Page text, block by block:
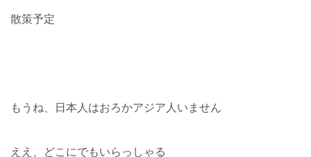
散策予定
もうね、日本人はおろかアジア人いません
ええ、どこにでもいらっしゃる